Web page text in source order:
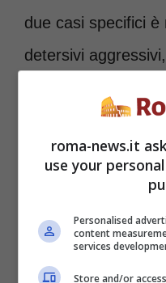
due casi specifici
detersivi
a rovinarne e il
rischia di gonfiarsi
roma-news.it
use your
Personalised
content
services
Store and/or